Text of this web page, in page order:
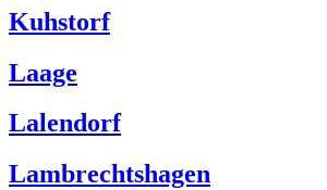
Kuhstorf
Laage
Lalendorf
Lambrechtshagen